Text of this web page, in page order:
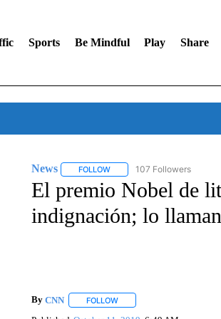
Sports Be Mindful Play Share
News FOLLOWFOLLOW "NEWS" TO
107 Followers
El premio Nobel de
indignación; lo
By CNN FOLLOWFOLLOW "" TO RECEIVE